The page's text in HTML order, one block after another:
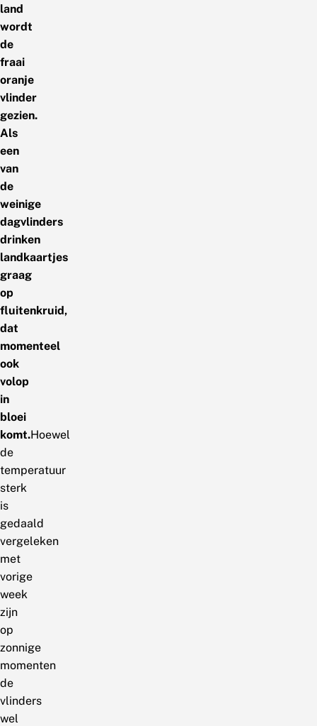
land
wordt
de
fraai
oranje
vlinder
gezien.
Als
een
van
de
weinige
dagvlinders
drinken
landkaartjes
graag
op
fluitenkruid,
dat
momenteel
ook
volop
in
bloei
komt.Hoewel
de
temperatuur
sterk
is
gedaald
vergeleken
met
vorige
week
zijn
op
zonnige
momenten
de
vlinders
wel